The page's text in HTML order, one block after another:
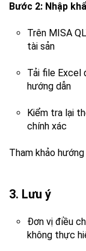
Bước 2: Nhập
Trên MISA
tài sản
Tải file Excel
hướng dẫn
Kiểm tra lại
chính xác
Tham khảo
3. Lưu ý
Đơn vị điều
không thực